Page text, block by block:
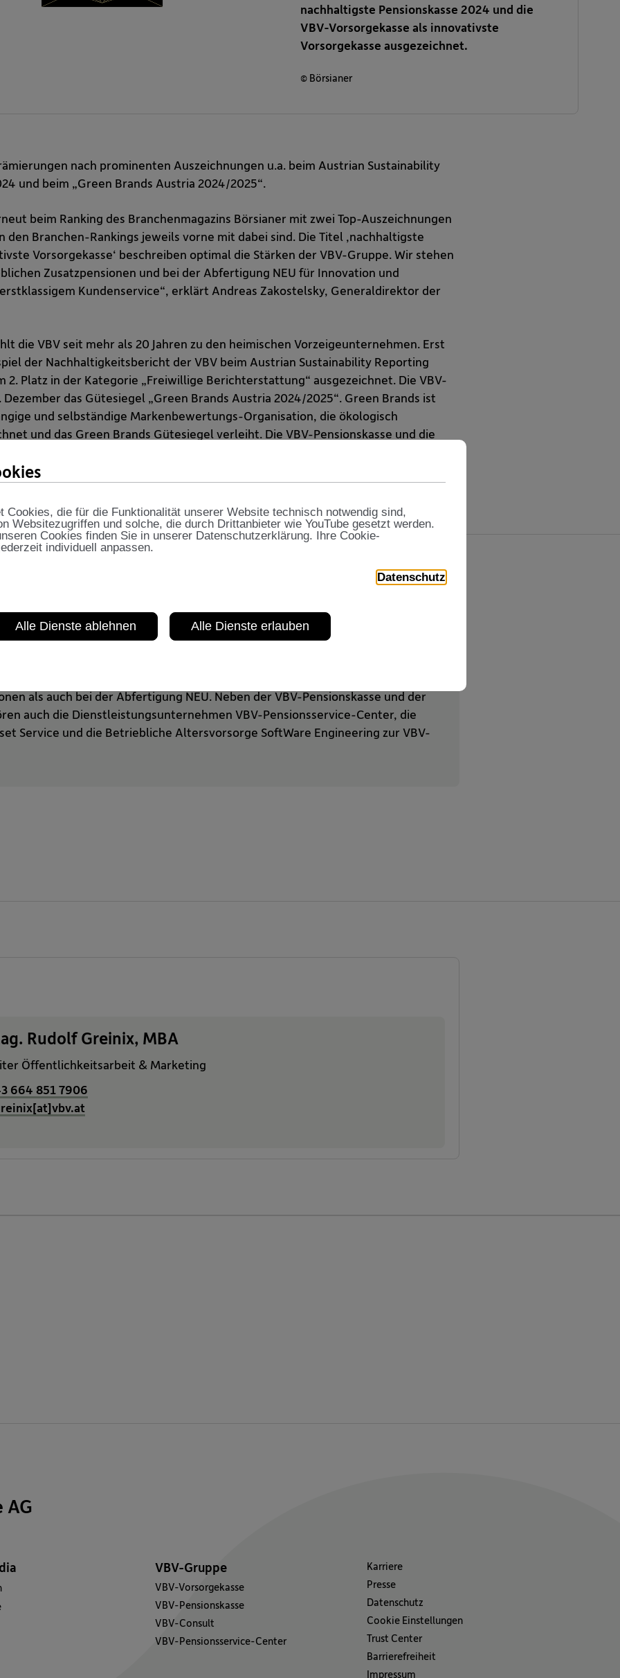
nachhaltigste Pensionskasse 2024 und die
VBV-Vorsorgekasse als innovativste
Vorsorgekasse ausgezeichnet.
© Börsianer
nach prominenten Auszeichnungen u.a. beim Austrian Sustainability
und beim „Green Brands Austria 2024/2025“.
beim Ranking des Branchenmagazins Börsianer mit zwei Top-Auszeichnungen
den Branchen-Rankings jeweils vorne mit dabei sind. Die Titel ‚nachhaltigste
Vorsorgekasse‘ beschreiben optimal die Stärken der VBV-Gruppe. Wir stehen
Zusatzpensionen und bei der Abfertigung NEU für Innovation und
Kundenservice“, erklärt Andreas Zakostelsky, Generaldirektor der
die VBV seit mehr als 20 Jahren zu den heimischen Vorzeigeunternehmen. Erst
der Nachhaltigkeitsbericht der VBV beim Austrian Sustainability Reporting
2. Platz in der Kategorie „Freiwillige Berichterstattung“ ausgezeichnet. Die VBV-
Dezember das Gütesiegel „Green Brands Austria 2024/2025“. Green Brands ist
und selbständige Markenbewertungs-Organisation, die ökologisch
und das Green Brands Gütesiegel verleiht. Die VBV-Pensionskasse und die
für einen nachhaltigen Finanzmarkt in Österreich.
als auch bei der Abfertigung NEU. Neben der VBV-Pensionskasse und der
auch die Dienstleistungsunternehmen VBV-Pensionsservice-Center, die
Service und die Betriebliche Altersvorsorge SoftWare Engineering zur VBV-
Rudolf Greinix, MBA
Öffentlichkeitsarbeit & Marketing
664 851 7906
VBV-Gruppe
VBV-Vorsorgekasse
VBV-Pensionskasse
VBV-Consult
VBV-Pensionsservice-Center
Karriere
Presse
Datenschutz
Cookie Einstellungen
Trust Center
Barrierefreiheit
Impressum
Cookies, die für die Funktionalität unserer Website technisch notwendig sind,
Websitezugriffen und solche, die durch Drittanbieter wie YouTube gesetzt werden.
Cookies finden Sie in unserer Datenschutzerklärung. Ihre Cookie-
individuell anpassen.
Datenschutz
Alle Dienste ablehnen Alle Dienste erlauben